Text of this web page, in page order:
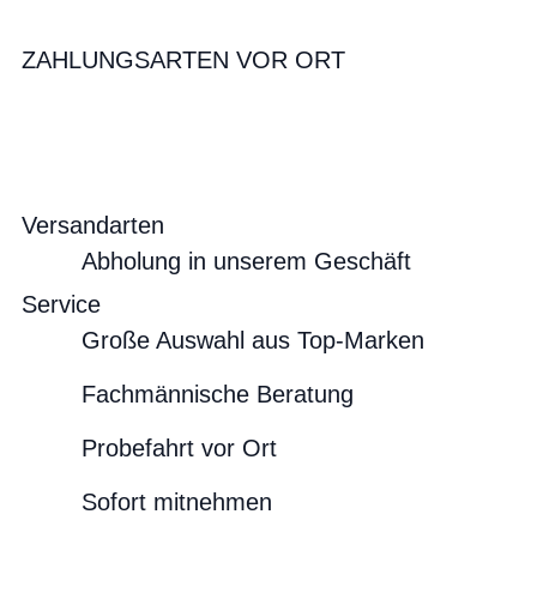
ZAHLUNGSARTEN VOR ORT
Versandarten
Abholung in unserem Geschäft
Service
Große Auswahl aus Top-Marken
Fachmännische Beratung
Probefahrt vor Ort
Sofort mitnehmen